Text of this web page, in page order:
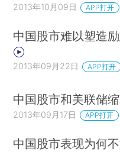
2013年10月09日 APP打开
中国股市难以塑造
2013年09月22日 APP打开
中国股市和美联储
2013年09月17日 APP打开
中国股市表现为何